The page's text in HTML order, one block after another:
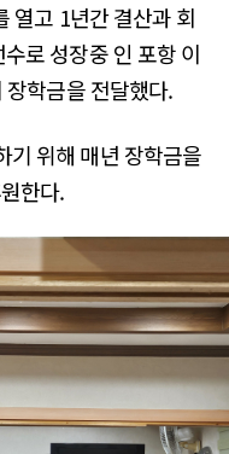
열고 1년간 결산과 회
로 성장중 인 포항 이
학금을 전달했다.
기 위해 매년 장학금을
한다.